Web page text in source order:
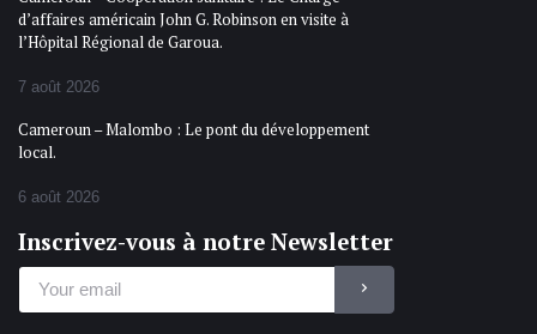
d’affaires américain John G. Robinson en visite à
l’Hôpital Régional de Garoua.
7 août 2026
Cameroun – Malombo : Le pont du développement
local.
6 août 2026
Inscrivez-vous à notre Newsletter